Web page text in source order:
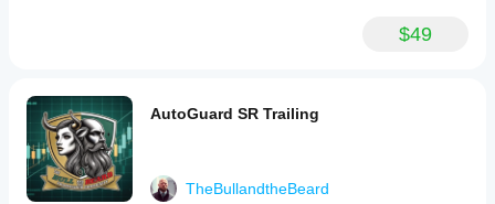
สรุปคือ: ตำแหน่งทั้งหมดจะถูกปิดที่ 00:00 หากคุณป้อน
คำว่า "no" สำหรับวันถัดไป หรือจะปิดตามเวลาเริ่ม non-
trade หลังจากนั้นตำแหน่งจะเปิดใหม่ตามปกติและ
ดำเนินการจนถึงเวลาเริ่ม non-trade หรือวัน non-trade
ถัดไป และคุณสามารถหยุดเซสชันการเทรดในวัน
อังคารเพียงไม่กี่นาที หยุดชั่วคราวในวันพุธ และเทรดต่อ
$49
AutoGuard SR Trailing
TheBullandtheBeard